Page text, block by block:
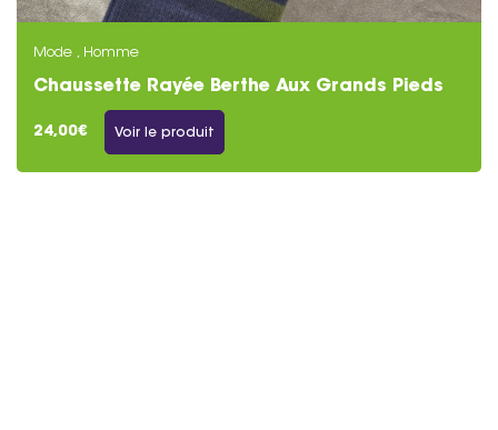
Mode , Homme
Chaussette Rayée Berthe Aux Grands Pieds
24,00€ Voir le produit